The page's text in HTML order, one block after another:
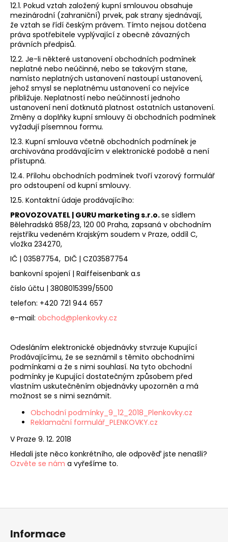
12.1. Pokud vztah založený kupní smlouvou obsahuje
mezinárodní (zahraniční) prvek, pak strany sjednávají,
že vztah se řídí českým právem. Tímto nejsou dotčena
práva spotřebitele vyplývající z obecně závazných
právních předpisů.
12.2. Je-li některé ustanovení obchodních podmínek
neplatné nebo neúčinné, nebo se takovým stane,
namísto neplatných ustanovení nastoupí ustanovení,
jehož smysl se neplatnému ustanovení co nejvíce
přibližuje. Neplatností nebo neúčinností jednoho
ustanovení není dotknutá platnost ostatních ustanovení.
Změny a doplňky kupní smlouvy či obchodních podmínek
vyžadují písemnou formu.
12.3. Kupní smlouva včetně obchodních podmínek je
archivována prodávajícím v elektronické podobě a není
přístupná.
12.4. Přílohu obchodních podmínek tvoří vzorový formulář
pro odstoupení od kupní smlouvy.
12.5. Kontaktní údaje prodávajícího:
PROVOZOVATEL | GURU marketing s.r.o.se sídlem
Bělehradská 858/23, 120 00 Praha, zapsaná v obchodním
rejstříku vedeném Krajským soudem v Praze, oddíl C,
vložka 234270,
IČ | 03587754, DIČ | CZ03587754
bankovní spojení | Raiffeisenbank a.s
číslo účtu | 3808015399/5500
telefon: +420 721 944 657
e-mail: obchod@plenkovky.cz
Odesláním elektronické objednávky stvrzuje Kupující
Prodávajícímu, že se seznámil s těmito obchodními
podmínkami a že s nimi souhlasí. Na tyto obchodní
podmínky je Kupující dostatečným způsobem před
vlastním uskutečněním objednávky upozorněn a má
možnost se s nimi seznámit.
Obchodní podmínky_9_12_2018_Plenkovky.cz
Reklamační formulář_PLENKOVKY.cz
V Praze 9. 12. 2018
Hledali jste něco konkrétního, ale odpověď jste nenašli?
Ozvěte se nám a vyřešíme to.
Informace